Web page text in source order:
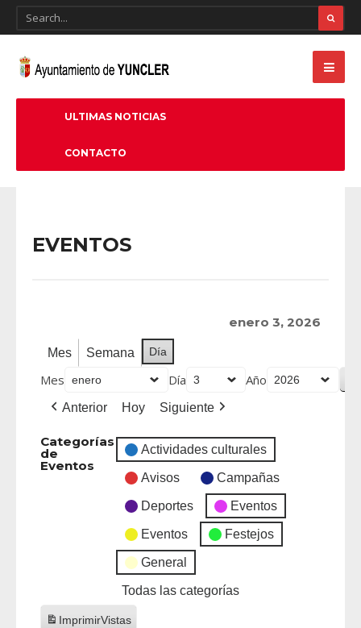
ULTIMAS NOTICIAS
CONTACTO
EVENTOS
enero 3, 2026
Mes Semana Día
Mes Día Año
Anterior Hoy Siguiente
Categorías
de
Eventos
Actividades culturales
Avisos Campañas
Deportes Eventos
Eventos Festejos
General
Todas las categorías
ImprimirVistas